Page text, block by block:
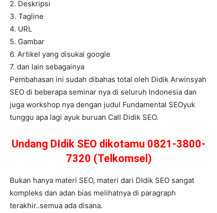
2. Deskripsi
3. Tagline
4. URL
5. Gambar
6. Artikel yang disukai google
7. dan lain sebagainya
Pembahasan ini sudah dibahas total oleh Didik Arwinsyah
SEO di beberapa seminar nya di seluruh Indonesia dan
juga workshop nya dengan judul Fundamental SEOyuk
tunggu apa lagi ayuk buruan Call Didik SEO.
Undang DIdik SEO dikotamu 0821-3800-
7320 (Telkomsel)
Bukan hanya materi SEO, materi dari DIdik SEO sangat
kompleks dan adan bias melihatnya di paragraph
terakhir..semua ada disana.